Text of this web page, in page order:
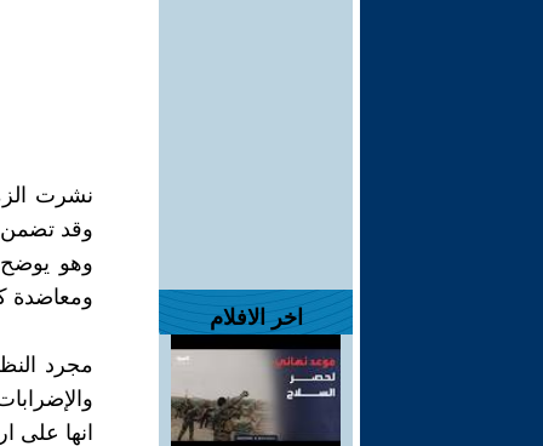
اخر الافلام
وقد تضمن
وهو يوضح
ومعاضدة
مجرد
انها على